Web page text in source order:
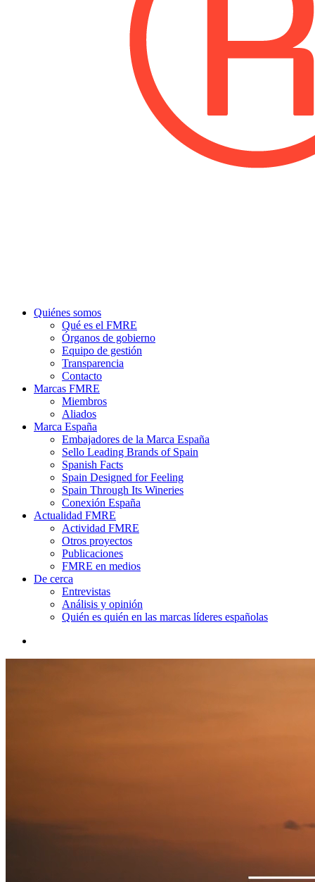
search
Menu
Quiénes somos
Qué es el FMRE
Órganos de gobierno
Equipo de gestión
Transparencia
Contacto
Marcas FMRE
Miembros
Aliados
Marca España
Embajadores de la Marca España
Sello Leading Brands of Spain
Spanish Facts
Spain Designed for Feeling
Spain Through Its Wineries
Conexión España
Actualidad FMRE
Actividad FMRE
Otros proyectos
Publicaciones
FMRE en medios
De cerca
Entrevistas
Análisis y opinión
Quién es quién en las marcas líderes españolas